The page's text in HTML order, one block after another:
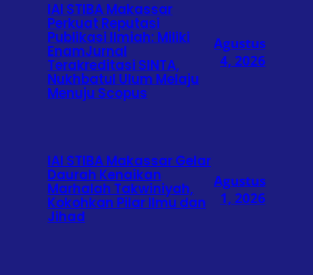
IAI STIBA Makassar
Perkuat Reputasi
Publikasi Ilmiah: Miliki
EnamJurnal
Terakreditasi SINTA,
Nukhbatul Ulum Melaju
Menuju Scopus
Agustus
4, 2026
IAI STIBA Makassar Gelar
Daurah Kenaikan
Marhalah Takwiniyah,
Kokohkan Pilar Ilmu dan
Jihad
Agustus
1, 2026